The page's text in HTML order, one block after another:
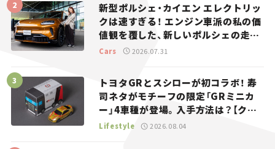
新型ポルシェ・カイエン エレクトリッ
クは速すぎる！ エンジン車派の私の価
値観を覆した、新しいポルシェの走
り。
Cars 2026.07.31
トヨタGRとスシローが初コラボ！ 寿
司ネタがモチーフの限定「GRミニカ
ー」4車種が登場。入手方法は？【クル
マとホビー】
Lifestyle 2026.08.04